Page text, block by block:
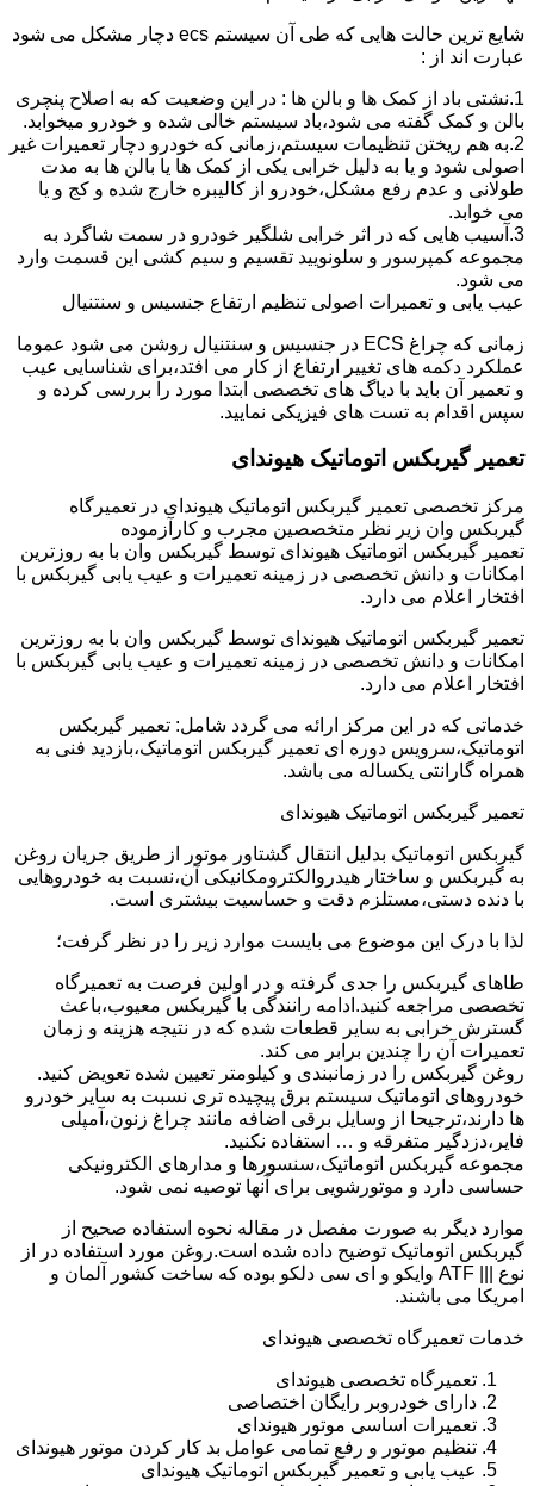
شایع ترین حالت هایی که طی آن سیستم ecs دچار مشکل می شود
عبارت اند از :
1.نشتی باد از کمک ها و بالن ها : در این وضعیت که به اصلاح پنچری
بالن و کمک گفته می شود،باد سیستم خالی شده و خودرو میخوابد.
2.به هم ریختن تنظیمات سیستم،زمانی که خودرو دچار تعمیرات غیر
اصولی شود و یا به دلیل خرابی یکی از کمک ها یا بالن ها به مدت
طولانی و عدم رفع مشکل،خودرو از کالیبره خارج شده و کج و یا
می خوابد.
3.آسیب هایی که در اثر خرابی شلگیر خودرو در سمت شاگرد به
مجموعه کمپرسور و سلونویید تقسیم و سیم کشی این قسمت وارد
می شود.
عیب یابی و تعمیرات اصولی تنظیم ارتفاع جنسیس و سنتنیال
زمانی که چراغ ECS در جنسیس و سنتنیال روشن می شود عموما
عملکرد دکمه های تغییر ارتفاع از کار می افتد،برای شناسایی عیب
و تعمیر آن باید با دیاگ های تخصصی ابتدا مورد را بررسی کرده و
سپس اقدام به تست های فیزیکی نمایید.
تعمیر گیربکس اتوماتیک هیوندای
مرکز تخصصی تعمیر گیربکس اتوماتیک هیوندای در تعمیرگاه
گیربکس وان زیر نظر متخصصین مجرب و کارآزموده
تعمیر گیربکس اتوماتیک هیوندای توسط گیربکس وان با به روزترین
امکانات و دانش تخصصی در زمینه تعمیرات و عیب یابی گیربکس با
افتخار اعلام می دارد.
تعمیر گیربکس اتوماتیک هیوندای توسط گیربکس وان با به روزترین
امکانات و دانش تخصصی در زمینه تعمیرات و عیب یابی گیربکس با
افتخار اعلام می دارد.
خدماتی که در این مرکز ارائه می گردد شامل: تعمیر گیربکس
اتوماتیک،سرویس دوره ای تعمیر گیربکس اتوماتیک،بازدید فنی به
همراه گارانتی یکساله می باشد.
تعمیر گیربکس اتوماتیک هیوندای
گیربکس اتوماتیک بدلیل انتقال گشتاور موتور از طریق جریان روغن
به گیربکس و ساختار هیدروالکترومکانیکی آن،نسبت به خودروهایی
با دنده دستی،مستلزم دقت و حساسیت بیشتری است.
لذا با درک این موضوع می بایست موارد زیر را در نظر گرفت؛
طاهای گیربکس را جدی گرفته و در اولین فرصت به تعمیرگاه
تخصصی مراجعه کنید.ادامه رانندگی با گیربکس معیوب،باعث
گسترش خرابی به سایر قطعات شده که در نتیجه هزینه و زمان
تعمیرات آن را چندین برابر می کند.
روغن گیربکس را در زمانبندی و کیلومتر تعیین شده تعویض کنید.
خودروهای اتوماتیک سیستم برق پیچیده تری نسبت به سایر خودرو
ها دارند،ترجیحا از وسایل برقی اضافه مانند چراغ زنون،آمپلی
فایر،دزدگیر متفرقه و … استفاده نکنید.
مجموعه گیربکس اتوماتیک،سنسورها و مدارهای الکترونیکی
حساسی دارد و موتورشویی برای آنها توصیه نمی شود.
موارد دیگر به صورت مفصل در مقاله نحوه استفاده صحیح از
گیربکس اتوماتیک توضیح داده شده است.روغن مورد استفاده در از
نوع ||| ATF وایکو و ای سی دلکو بوده که ساخت کشور آلمان و
امریکا می باشند.
خدمات تعمیرگاه تخصصی هیوندای
تعمیرگاه تخصصی هیوندای
دارای خودروبر رایگان اختصاصی
تعمیرات اساسی موتور هیوندای
تنظیم موتور و رفع تمامی عوامل بد کار کردن موتور هیوندای
عیب یابی و تعمیر گیربکس اتوماتیک هیوندای